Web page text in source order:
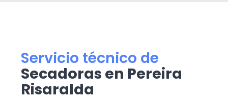
Servicio técnico de
Secadoras en Pereira
Risaralda